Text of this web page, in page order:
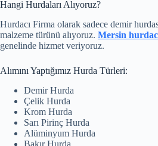
Hangi Hurdaları Alıyoruz?
Hurdacı Firma olarak sadece demir
malzeme türünü alıyoruz. Mersin
genelinde hizmet veriyoruz.
Alımını Yaptığımız Hurda Türleri:
Demir Hurda
Çelik Hurda
Krom Hurda
Sarı Pirinç Hurda
Alüminyum Hurda
Bakır Hurda